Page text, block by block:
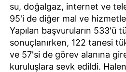
su, doğalgaz, internet ve
95'i de diğer mal ve
Yapılan başvuruların 533'ü
sonuçlanırken, 122 tanesi
ve 57'si de görev alanına
kuruluşlara sevk edildi.